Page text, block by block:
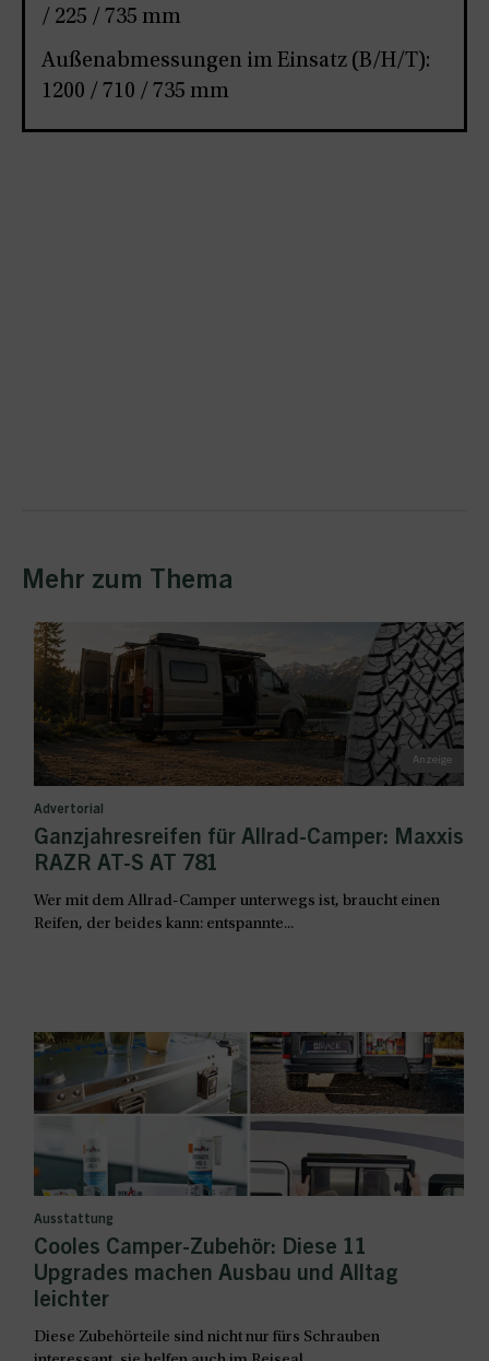
/ 225 / 735 mm
Außenabmessungen im Einsatz (B/H/T):
1200 / 710 / 735 mm
Mehr zum Thema
Advertorial
Ganzjahresreifen für Allrad-Camper: Maxxis
RAZR AT-S AT 781
Wer mit dem Allrad-Camper unterwegs ist, braucht einen
Reifen, der beides kann: entspannte...
Ausstattung
Cooles Camper-Zubehör: Diese 11
Upgrades machen Ausbau und Alltag
leichter
Diese Zubehörteile sind nicht nur fürs Schrauben